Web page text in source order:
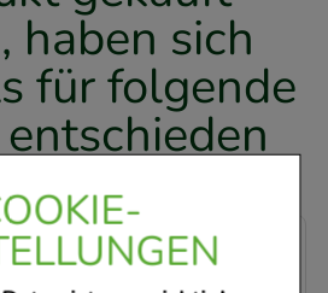
haben sich
für folgende
-60,5%